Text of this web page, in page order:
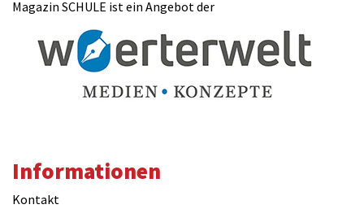
Magazin SCHULE ist ein Angebot der
Informationen
Kontakt